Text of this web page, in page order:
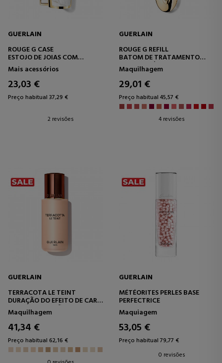
GUERLAIN
ROUGE G CASE
ESTOJO DE JOIAS COM
BATOM E ESPELHO DUPLO
Mais acessórios
23,03 €
Preço habitual 37,29 €
2 revisões
GUERLAIN
ROUGE G REFILL
BATOM DE TRATAMENTO
RECARREGÁVEL E
PERSONALIZÁVEL
Maquilhagem
29,01 €
Preço habitual 45,57 €
4 revisões
GUERLAIN
TERRACOTA LE TEINT
DURAÇÃO DO EFEITO DE CARA
24H DA PERFEIÇÃO NATURAL
DA FUNDAÇÃO DA
COMPOSIÇÃO BOA -
NENHUMA TRANSFERÊNCIA
Maquilhagem
41,34 €
Preço habitual 62,16 €
GUERLAIN
MÉTÉORITES PERLES BASE
PERFECTRICE
Maquiagem
53,05 €
Preço habitual 79,77 €
0 revisões